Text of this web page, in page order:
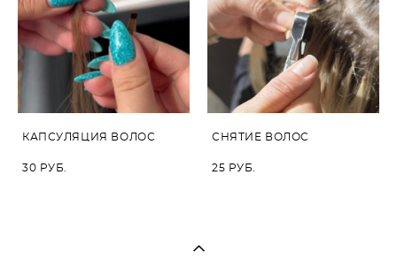
КАПСУЛЯЦИЯ ВОЛОС
30 PУБ.
СНЯТИЕ ВОЛОС
25 PУБ.